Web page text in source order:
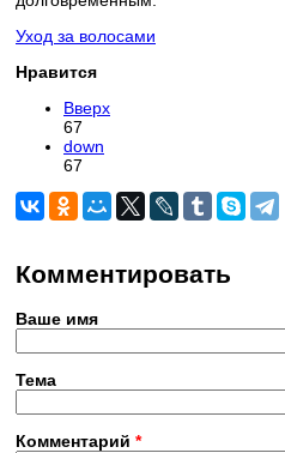
Уход за волосами
Нравится
Вверх
67
down
67
Комментировать
Ваше имя
Тема
Комментарий *